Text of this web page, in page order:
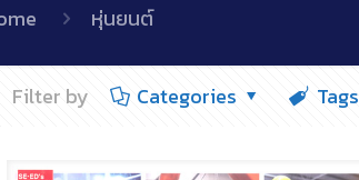
หุ่นยนต์
Filter by Categories Tags